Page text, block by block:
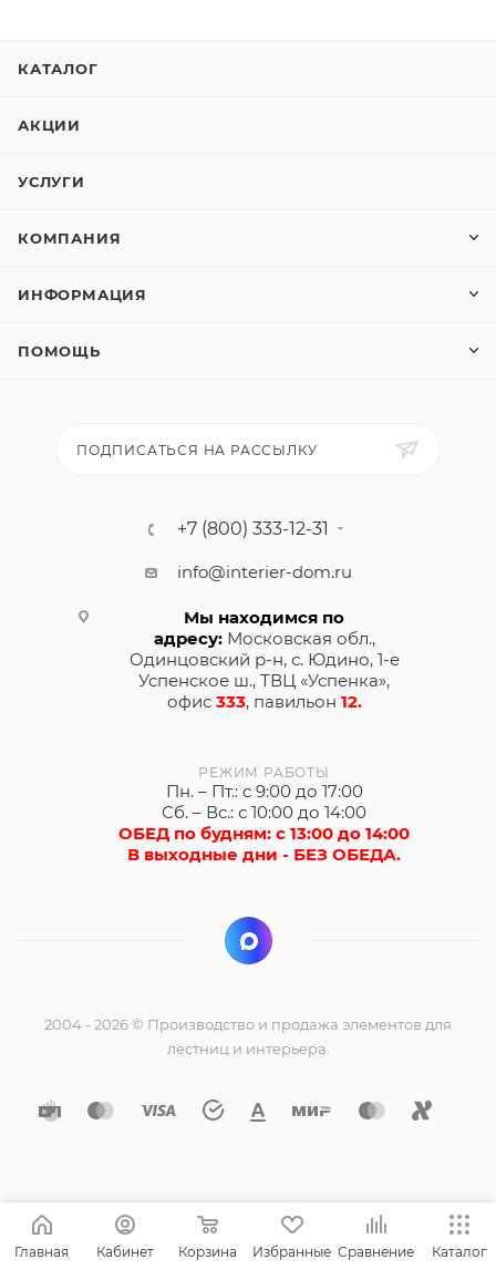
КАТАЛОГ
АКЦИИ
УСЛУГИ
КОМПАНИЯ
ИНФОРМАЦИЯ
ПОМОЩЬ
ПОДПИСАТЬСЯ НА РАССЫЛКУ
+7 (800) 333-12-31
info@interier-dom.ru
Мы находимся по
адресу:Московская обл.,
Одинцовский р-н, с. Юдино, 1-е
Успенское ш., ТВЦ «Успенка»,
офис 333, павильон 12.
РЕЖИМ РАБОТЫ
Пн. – Пт.: с 9:00 до 17:00
Сб. – Вс.: с 10:00 до 14:00
ОБЕД по будням: с 13:00 до 14:00
В выходные дни - БЕЗ ОБЕДА.
2004 - 2026 © Производство и продажа элементов для
лестниц и интерьера.
Главная Кабинет Корзина Избранные Сравнение Каталог